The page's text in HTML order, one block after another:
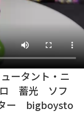
ータント・ニ
ロ 蓄光 ソフ
ー bigboysto